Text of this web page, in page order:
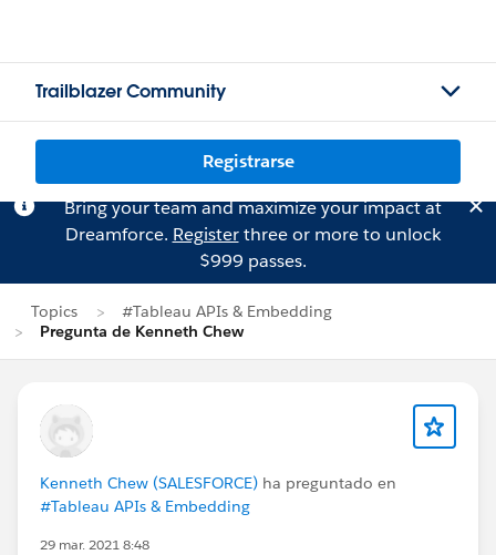
Trailblazer Community
Registrarse
Bring your team and maximize your impact at
Dreamforce. Registerthree or more to unlock
$999 passes.
Topics
#Tableau APIs & Embedding
Pregunta de Kenneth Chew
Kenneth Chew (SALESFORCE) ha preguntado en
#Tableau APIs & Embedding
29 mar. 2021 8:48